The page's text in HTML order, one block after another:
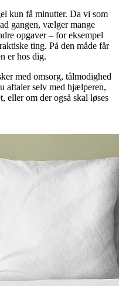
kun få minutter. Da vi som
gangen, vælger mange
opgaver – for eksempel
ting. På den måde får
er hos dig.
med omsorg, tålmodighed
aftaler selv med hjælperen,
eller om der også skal løses